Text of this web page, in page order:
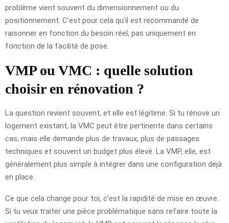
problème vient souvent du dimensionnement ou du
positionnement. C’est pour cela qu’il est recommandé de
raisonner en fonction du besoin réel, pas uniquement en
fonction de la facilité de pose.
VMP ou VMC : quelle solution
choisir en rénovation ?
La question revient souvent, et elle est légitime. Si tu rénove un
logement existant, la VMC peut être pertinente dans certains
cas, mais elle demande plus de travaux, plus de passages
techniques et souvent un budget plus élevé. La VMP, elle, est
généralement plus simple à intégrer dans une configuration déjà
en place.
Ce que cela change pour toi, c’est la rapidité de mise en œuvre.
Si tu veux traiter une pièce problématique sans refaire toute la